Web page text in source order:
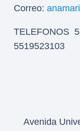
Correo:
TELEFONOS
5519523103
Avenida